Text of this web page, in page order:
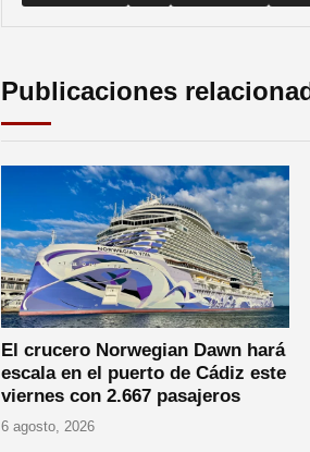
Publicaciones
El crucero Norwegian Dawn hará
escala en el puerto de Cádiz este
viernes con 2.667 pasajeros
6 agosto, 2026